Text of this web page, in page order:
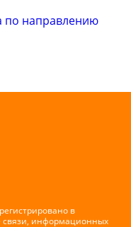
по направлению
в
связи, информационных